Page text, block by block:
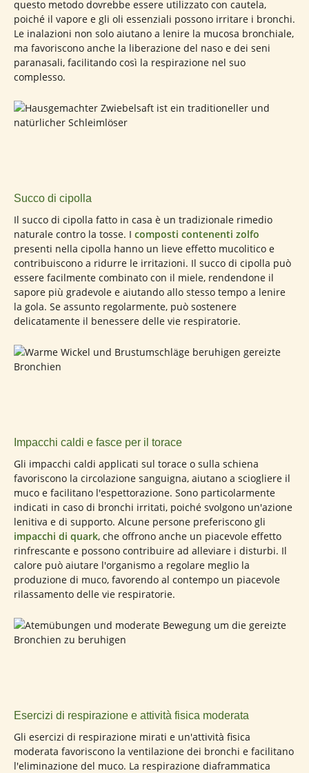
questo metodo dovrebbe essere utilizzato con cautela,
poiché il vapore e gli oli essenziali possono irritare i bronchi.
Le inalazioni non solo aiutano a lenire la mucosa bronchiale,
ma favoriscono anche la liberazione del naso e dei seni
paranasali, facilitando così la respirazione nel suo
complesso.
Succo di cipolla
Il succo di cipolla fatto in casa è un tradizionale rimedio
naturale contro la tosse. I composti contenenti zolfo
presenti nella cipolla hanno un lieve effetto mucolitico e
contribuiscono a ridurre le irritazioni. Il succo di cipolla può
essere facilmente combinato con il miele, rendendone il
sapore più gradevole e aiutando allo stesso tempo a lenire
la gola. Se assunto regolarmente, può sostenere
delicatamente il benessere delle vie respiratorie.
Impacchi caldi e fasce per il torace
Gli impacchi caldi applicati sul torace o sulla schiena
favoriscono la circolazione sanguigna, aiutano a sciogliere il
muco e facilitano l'espettorazione. Sono particolarmente
indicati in caso di bronchi irritati, poiché svolgono un'azione
lenitiva e di supporto. Alcune persone preferiscono gli
impacchi di quark, che offrono anche un piacevole effetto
rinfrescante e possono contribuire ad alleviare i disturbi. Il
calore può aiutare l'organismo a regolare meglio la
produzione di muco, favorendo al contempo un piacevole
rilassamento delle vie respiratorie.
Esercizi di respirazione e attività fisica moderata
Gli esercizi di respirazione mirati e un'attività fisica
moderata favoriscono la ventilazione dei bronchi e facilitano
l'eliminazione del muco. La respirazione diaframmatica